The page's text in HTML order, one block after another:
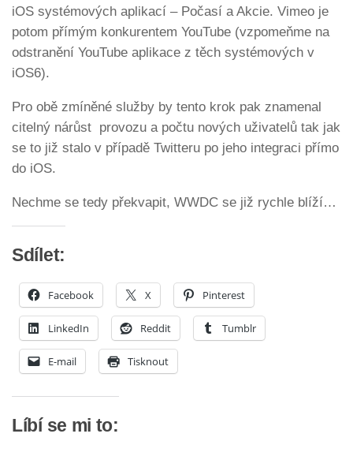
iOS systémových aplikací – Počasí a Akcie. Vimeo je
potom přímým konkurentem YouTube (vzpomeňme na
odstranění YouTube aplikace z těch systémových v
iOS6).
Pro obě zmíněné služby by tento krok pak znamenal
citelný nárůst provozu a počtu nových uživatelů tak jak
se to již stalo v případě Twitteru po jeho integraci přímo
do iOS.
Nechme se tedy překvapit, WWDC se již rychle blíží…
Sdílet:
Facebook X Pinterest
LinkedIn Reddit Tumblr
E-mail Tisknout
Líbí se mi to: